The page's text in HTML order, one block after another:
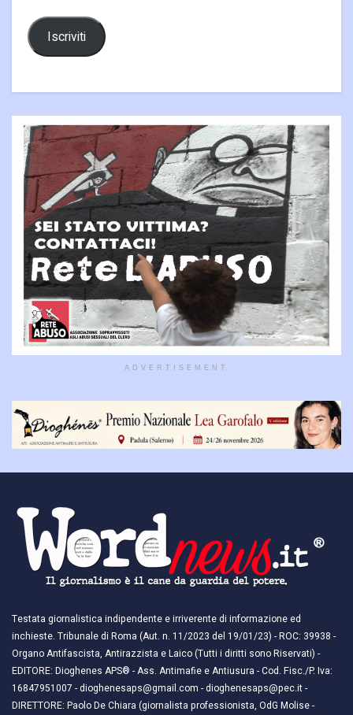
Iscriviti
ADVERTISEMENT
Testata giornalistica indipendente e irriverente di informazione ed
inchieste. Tribunale di Roma (Aut. n. 11/2023 del 19/01/23) - ROC: 39938 -
Organo Antifascista, Antirazzista e Laico (Tutti i diritti sono Riservati) -
EDITORE: Dioghenes APS® - Ass. Antimafie e Antiusura - Cod. Fisc./P. Iva:
16847951007 - dioghenesaps@gmail.com - dioghenesaps@pec.it - ​​
DIRETTORE: Paolo De Chiara (giornalista professionista, OdG Molise -